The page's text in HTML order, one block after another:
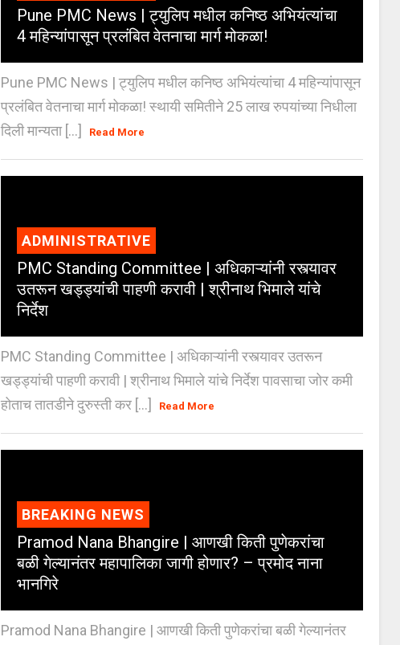
Pune PMC News | ट्युलिप मधील कनिष्ठ अभियंत्यांचा
4 महिन्यांपासून प्रलंबित वेतनाचा मार्ग मोकळा!
Pune PMC News | ट्युलिप मधील कनिष्ठ अभियंत्यांचा 4 महिन्यांपासून
प्रलंबित वेतनाचा मार्ग मोकळा! स्थायी समितीने 25 लाख रुपयांच्या निधीला
दिली मान्यता [...]
Read More
ADMINISTRATIVE
PMC Standing Committee | अधिकाऱ्यांनी रस्त्यावर
उतरून खड्ड्यांची पाहणी करावी | श्रीनाथ भिमाले यांचे
निर्देश
PMC Standing Committee | अधिकाऱ्यांनी रस्त्यावर उतरून
खड्ड्यांची पाहणी करावी | श्रीनाथ भिमाले यांचे निर्देश पावसाचा जोर कमी
होताच तातडीने दुरुस्ती कर [...]
Read More
BREAKING NEWS
Pramod Nana Bhangire | आणखी किती पुणेकरांचा
बळी गेल्यानंतर महापालिका जागी होणार? – प्रमोद नाना
भानगिरे
Pramod Nana Bhangire | आणखी किती पुणेकरांचा बळी गेल्यानंतर